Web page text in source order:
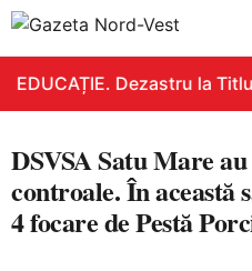
EDUCAȚIE. Dezastru la
DSVSA Satu Mare
controale. În această
4 focare de Pestă